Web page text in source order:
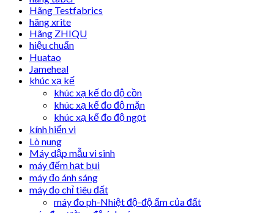
Hãng Testfabrics
hãng xrite
Hãng ZHIQU
hiệu chuẩn
Huatao
Jameheal
khúc xạ kế
khúc xạ kế đo độ cồn
khúc xạ kế đo độ mặn
khúc xạ kế đo độ ngọt
kính hiển vi
Lò nung
Máy dập mẫu vi sinh
máy đếm hạt bụi
máy đo ánh sáng
máy đo chỉ tiêu đất
máy đo ph-Nhiệt độ-độ ẩm của đất